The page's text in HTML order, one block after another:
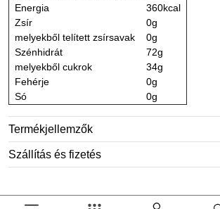
Energia
360kcal
Zsír
0g
melyekből telített zsírsavak
0g
Szénhidrát
72g
melyekből cukrok
34g
Fehérje
0g
Só
0g
Termékjellemzők
Szállítás és fizetés